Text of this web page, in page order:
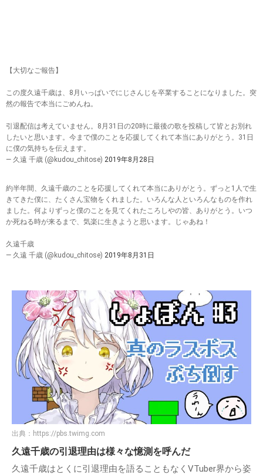
【大切なご報告】
この度久遠千歳は、8月いっぱいでにじさんじを卒業することになりました。突
然の報告で本当にごめんね。
引退配信は考えていません。8月31日の20時に最後の歌を投稿して皆とお別れ
したいと思います。今まで僕のことを応援してくれて本当にありがとう。31日
に僕の気持ちを伝えます。
— 久遠 千歳 (@kudou_chitose) 2019年8月28日
約半年間、久遠千歳のことを応援してくれて本当にありがとう。ずっと1人で生
きてきた僕に、たくさん宝物をくれました。いろんな人といろんなものを作れ
ました。何よりずっと僕のことを見てくれたころしやの皆、ありがとう。いつ
か死ねる時が来るまで、気楽に生きようと思います。じゃあね！
久遠千歳
— 久遠 千歳 (@kudou_chitose) 2019年8月31日
出典： https://pbs.twimg.com
久遠千歳の引退理由は様々な憶測を呼んだ
久遠千歳はとくに引退理由を語ることもなくVTuber界から姿